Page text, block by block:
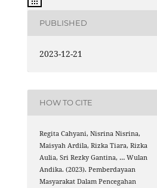
PUBLISHED
2023-12-21
HOW TO CITE
Regita Cahyani, Nisrina Nisrina,
Maisyah Ardila, Rizka Tiara, Rizka
Aulia, Sri Rezky Gantina, … Wulan
Andika. (2023). Pemberdayaan
Masyarakat Dalam Pencegahan